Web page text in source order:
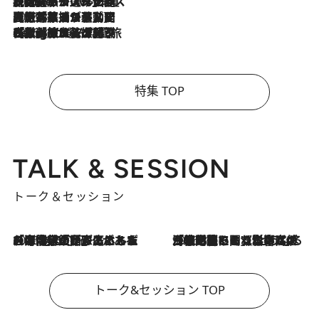
2026.8.5
【厳選旅コスメ】国内をあちこち移動する河井菜摘が選んだ夏旅ベストコスメ発表！「リラックスアイテムはマスト」【Mサイズジップ】
2026.8.4
【厳選旅コスメ】「紫外線＆乾燥対策しながらメイク感も！」ヘア＆メイクGeorgeが選んだ夏旅ベストコスメを発表！【Mサイズジップ】
特集 TOP
TALK & SESSION
トーク＆セッション
2026.8.3
「今後値上げがあるとすれば…」「リスクがあるのは今年の冬」エネルギー専門家が語る、ホルムズ海峡封鎖が家庭にもたらす“ある心配” 2026.8.3
「住宅建てられない…」「サーチャージ料の高値が続いている」ホルムズ海峡封鎖による影響はいつまで続く？《エネルギー専門家に聞く“どうなる日本の暮らし”》
トーク&セッション TOP